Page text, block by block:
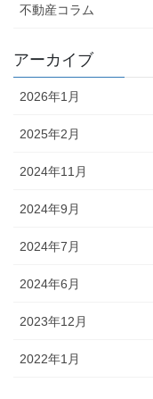
不動産コラム
アーカイブ
2026年1月
2025年2月
2024年11月
2024年9月
2024年7月
2024年6月
2023年12月
2022年1月